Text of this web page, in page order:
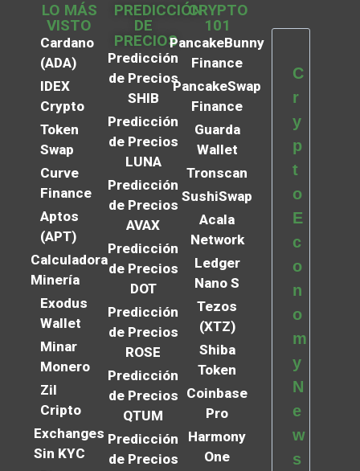
LO MÁS
VISTO
Cardano
(ADA)
IDEX
Crypto
Token
Swap
Curve
Finance
Aptos
(APT)
Calculadora
Minería
Exodus
Wallet
Minar
Monero
Zil
Cripto
Exchanges
Sin KYC
PREDICCIÓN
DE
PRECIOS
Predicción
de Precios
SHIB
Predicción
de Precios
LUNA
Predicción
de Precios
AVAX
Predicción
de Precios
DOT
Predicción
de Precios
ROSE
Predicción
de Precios
QTUM
Predicción
de Precios
CRYPTO
101
PancakeBunny
Finance
PancakeSwap
Finance
Guarda
Wallet
Tronscan
SushiSwap
Acala
Network
Ledger
Nano S
Tezos
(XTZ)
Shiba
Token
Coinbase
Pro
Harmony
One
C
r
y
p
t
o
E
c
o
n
o
m
y
N
e
w
s